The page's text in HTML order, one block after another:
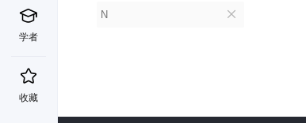
学者
收藏
N